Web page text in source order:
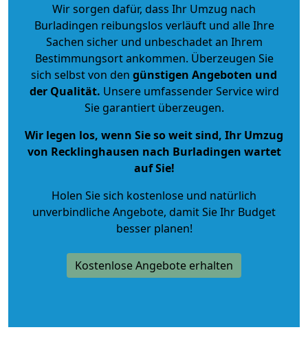
Wir sorgen dafür, dass Ihr Umzug nach
Burladingen reibungslos verläuft und alle Ihre
Sachen sicher und unbeschadet an Ihrem
Bestimmungsort ankommen. Überzeugen Sie
sich selbst von den günstigen Angeboten und
der Qualität. Unsere umfassender Service wird
Sie garantiert überzeugen.
Wir legen los, wenn Sie so weit sind, Ihr Umzug
von Recklinghausen nach Burladingen wartet
auf Sie!
Holen Sie sich kostenlose und natürlich
unverbindliche Angebote, damit Sie Ihr Budget
besser planen!
Kostenlose Angebote erhalten